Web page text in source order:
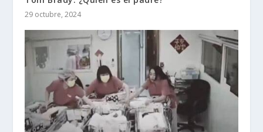
29 octubre, 2024